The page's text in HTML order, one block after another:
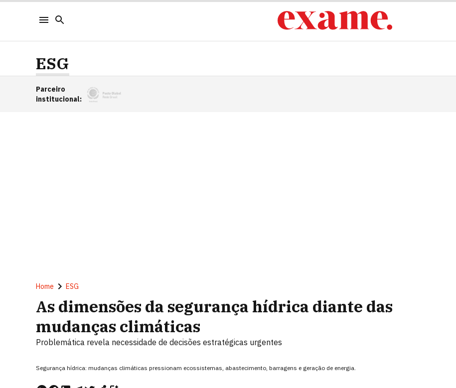
ESG
Parceiro
institucional:
Home ESG
As dimensões da segurança hídrica diante das
mudanças climáticas
Problemática revela necessidade de decisões estratégicas urgentes
Segurança hídrica: mudanças climáticas pressionam ecossistemas, abastecimento, barragens e geração de energia.